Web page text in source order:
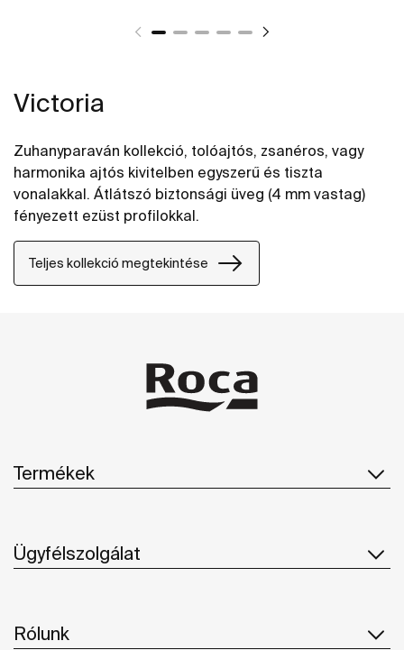
Victoria
Zuhanyparaván kollekció, tolóajtós, zsanéros, vagy
harmonika ajtós kivitelben egyszerű és tiszta
vonalakkal. Átlátszó biztonsági üveg (4 mm vastag)
fényezett ezüst profilokkal.
Teljes kollekció megtekintése
Termékek
Ügyfélszolgálat
Rólunk